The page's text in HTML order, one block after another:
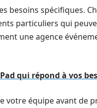
besoins spécifiques.
particuliers qui
une agence
qui répond à vos
votre équipe avant de